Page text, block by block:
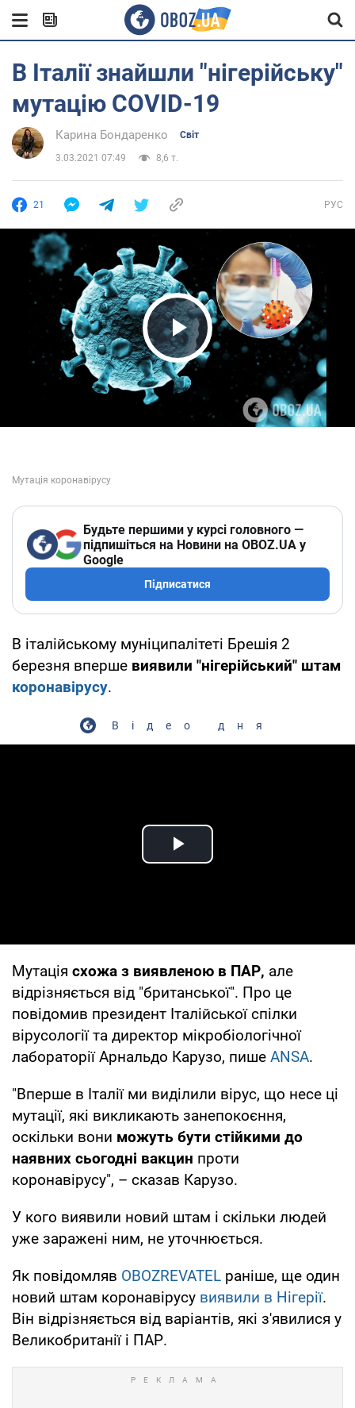
В Італії знайшли "нігерійську"
мутацію COVID-19
Карина Бондаренко Світ
3.03.2021 07:49 8,6 т.
21 РУС
Play Video
Будьте першими у курсі головного —
підпишіться на Новини на OBOZ.UA у
Google
Підписатися
В італійському муніципалітеті Брешія 2
березня вперше виявили "нігерійський" штам
коронавірусу.
Відео дня
Play Video
Мутація схожа з виявленою в ПАР, але
відрізняється від "британської". Про це
повідомив президент Італійської спілки
вірусології та директор мікробіологічної
лабораторії Арнальдо Карузо, пише ANSA.
"Вперше в Італії ми виділили вірус, що несе ці
мутації, які викликають занепокоєння,
оскільки вони можуть бути стійкими до
наявних сьогодні вакцин проти
коронавірусу", – сказав Карузо.
У кого виявили новий штам і скільки людей
уже заражені ним, не уточнюється.
Як повідомляв OBOZREVATEL раніше, ще один
новий штам коронавірусу виявили в Нігерії.
Він відрізняється від варіантів, які з'явилися у
Великобританії і ПАР.